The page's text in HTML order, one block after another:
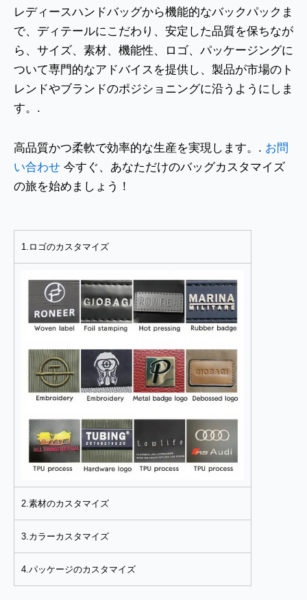
レディースハンドバッグから機能的なバックパックま
で、ディテールにこだわり、安定した品質を保ちなが
ら、サイズ、素材、機能性、ロゴ、パッケージングに
ついて専門的なアドバイスを提供し、製品が市場のト
レンドやブランドのポジショニングに沿うようにしま
す。.
高品質かつ柔軟で効率的な生産を実現します。. お問
い合わせ 今すぐ、あなただけのバッグカスタマイズ
の旅を始めましょう！
1.ロゴのカスタマイズ
2.素材のカスタマイズ
3.カラーカスタマイズ
4.パッケージのカスタマイズ